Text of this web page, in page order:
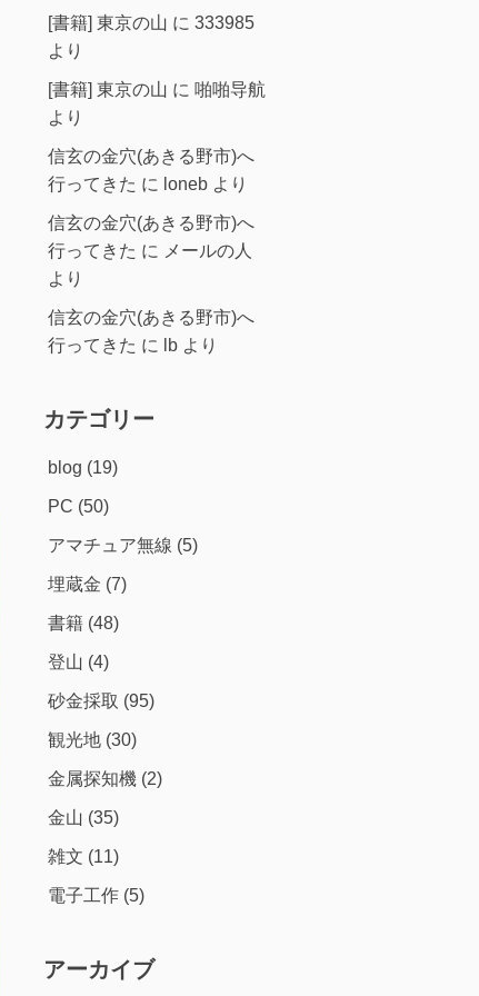
[書籍] 東京の山 に 333985
より
[書籍] 東京の山 に 啪啪导航
より
信玄の金穴(あきる野市)へ
行ってきた に loneb より
信玄の金穴(あきる野市)へ
行ってきた に メールの人
より
信玄の金穴(あきる野市)へ
行ってきた に lb より
カテゴリー
blog (19)
PC (50)
アマチュア無線 (5)
埋蔵金 (7)
書籍 (48)
登山 (4)
砂金採取 (95)
観光地 (30)
金属探知機 (2)
金山 (35)
雑文 (11)
電子工作 (5)
アーカイブ